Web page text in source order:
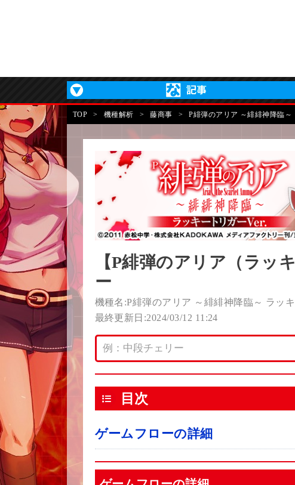
TOP > 機種解析 > 藤商事 > P緋弾のアリア ～緋緋神降臨～
【P緋弾のアリア（ラッ
ー
機種名:P緋弾のアリア ～緋緋神降臨～ ラッ
最終更新日:2024/03/12 11:24
目次
ゲームフローの詳細